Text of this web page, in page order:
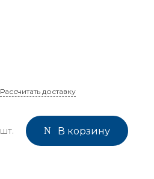
Рассчитать доставку
шт. В корзину